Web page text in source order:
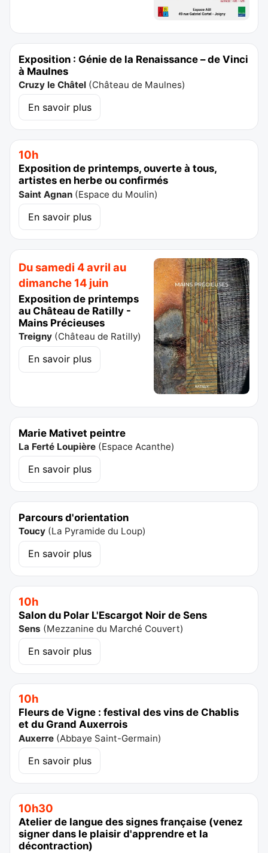
Exposition : Génie de la Renaissance – de Vinci
à Maulnes
Cruzy le Châtel (Château de Maulnes)
En savoir plus
10h
Exposition de printemps, ouverte à tous,
artistes en herbe ou confirmés
Saint Agnan (Espace du Moulin)
En savoir plus
Du samedi 4 avril au
dimanche 14 juin
Exposition de printemps
au Château de Ratilly -
Mains Précieuses
Treigny (Château de Ratilly)
En savoir plus
Marie Mativet peintre
La Ferté Loupière (Espace Acanthe)
En savoir plus
Parcours d'orientation
Toucy (La Pyramide du Loup)
En savoir plus
10h
Salon du Polar L'Escargot Noir de Sens
Sens (Mezzanine du Marché Couvert)
En savoir plus
10h
Fleurs de Vigne : festival des vins de Chablis
et du Grand Auxerrois
Auxerre (Abbaye Saint-Germain)
En savoir plus
10h30
Atelier de langue des signes française (venez
signer dans le plaisir d'apprendre et la
décontraction)